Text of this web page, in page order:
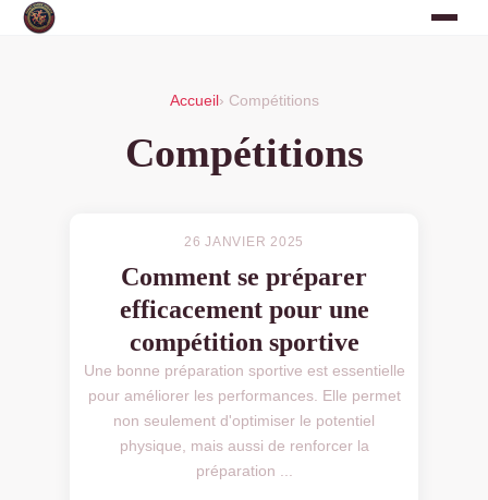
Accueil › Compétitions
Compétitions
26 JANVIER 2025
Comment se préparer
efficacement pour une
compétition sportive
Une bonne préparation sportive est essentielle
pour améliorer les performances. Elle permet
non seulement d'optimiser le potentiel
physique, mais aussi de renforcer la
préparation ...